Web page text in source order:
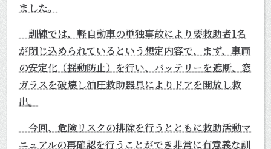
ました。
訓練では、軽自動車の単独事故により要救助者1名
が閉じ込められているという想定内容で、まず、車両
の安定化（揺動防止）を行い、バッテリーを遮断、窓
ガラスを破壊し油圧救助器具によりドアを開放し救
出。
今回、危険リスクの排除を行うとともに救助活動マ
ニュアルの再確認を行うことができ非常に有意義な訓